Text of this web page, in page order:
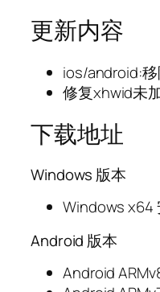
更新内容
ios/android:
修复xhwid未
下载地址
Windows 版本
Windows x64
Android 版本
Android